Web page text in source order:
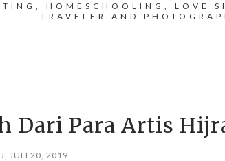
HOMESCHOOLING, LOVE
TRAVELER AND
Dari Para Artis
JULI 20, 2019